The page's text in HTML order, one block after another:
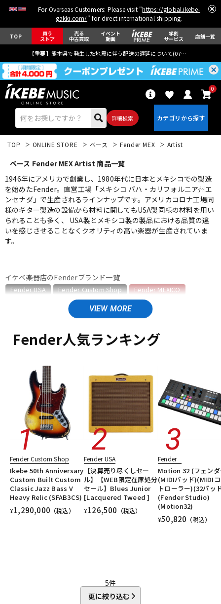
For Overseas Customers: Please visit "https://global.ikebe-
gakki.com/" for direct international shipping.
TOP 買う
ストア
売る
中古買取
イベント
動画
学割
サービス 店舗一覧
【重要】熊本県で発生した地震に伴う配送の遅延について(07月29日
詳細検索
0
エレキギター アコギ/エレアコ
ベース ウクレレ
キーボード 電子ピアノ
管楽器 その他楽器
アンプ エフェクター
DJ機器 DTM
DTM オンライン納品 レコーディング機器
配信/ライブ機器 楽器アクセサリ
ヴィンテージ
TOP ONLINE STORE ベース Fender MEX Artist
ベース Fender MEX Artist 商品一覧
1946年にアメリカで創業し、1980年代に日本とメキシコでの製造
を始めたFender。直営工場「メキシコ バハ・カリフォルニア州エ
ンセナダ」で生産されるラインナップです。アメリカコロナ工場同
様のギター製造の設備から材料に関してもUSA製同様の材料を用い
られることも多く、 USA製とメキシコ製の製品における品質の違
いを感じさせることなくクオリティの高い楽器が生産されていま
す。
イケベ楽器店のFenderブランド一覧
Fender USA Fender Custom Shop
Fender MEXICO
Fender Made in Japan
Fender Standard Series
Fender Japan
Fender MEXICOのカテゴリ
エレキギター/#Player/Player II
ベース
ベース/#Vintera/Vintera II
ベース/#Player/Player II
ユーズド
ヴィンテージ ALL
Fender人気ランキング
Fender Custom Shop
Ikebe 50th Anniversary
Custom Built Custom
Classic Jazz Bass V
Heavy Relic (SFAB3CS)
¥1,290,000 （税込）
Fender USA
【決算売り尽くしセー
ル】【WEB限定在庫処分
セール】Blues Junior
[Lacquered Tweed ]
¥126,500 （税込）
Fender
Motion 32 (フェン
(MIDIパッド)(MIDI
トローラー)(32パッ
(Fender Studio)
(Motion32)
¥50,820 （税込）
5件
更に絞り込む